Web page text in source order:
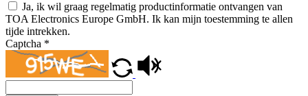
Ja, ik wil graag regelmatig productinformatie ontvangen van
TOA Electronics Europe GmbH. Ik kan mijn toestemming te allen
tijde intrekken.
Captcha *